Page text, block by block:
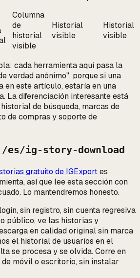
Columna
de
historial
visible
Historial
visible
Historial
visible
cada herramienta aquí pasa la
verdad anónimo", porque si una
en este artículo, estaría en una
La diferenciación interesante está
de búsqueda, marcas de
de compras y soporte de
/es/ig-story-download
gratuito de IGExportes
así que lee esta sección con
Lo mantendremos honesto.
sin registro, sin cuenta regresiva
público, ve las historias y
en calidad original sin marca
el historial de usuarios en el
se procesa y se olvida. Corre en
móvil o escritorio, sin instalar